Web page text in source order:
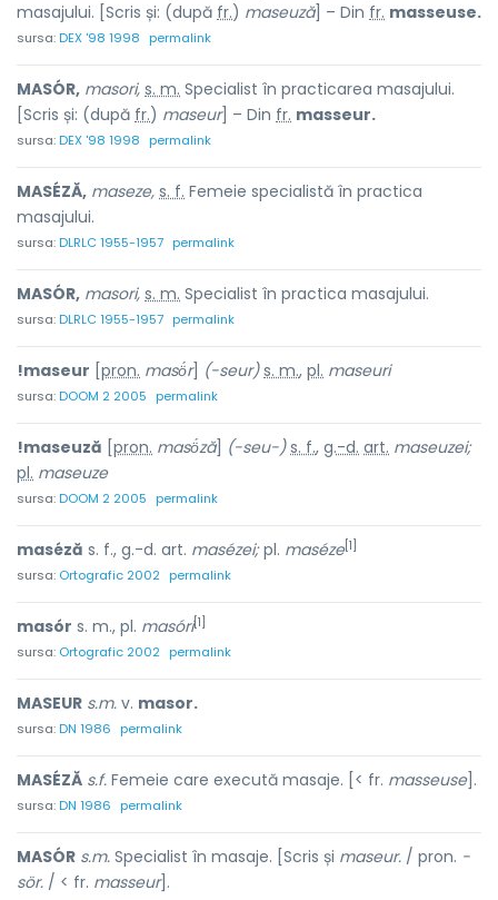
masajului. [Scris și: (după fr.) maseuză] – Din fr. masseuse.
sursa:DEX '98 1998 permalink
MASÓR, masori, s. m. Specialist în practicarea masajului.
[Scris și: (după fr.) maseur] – Din fr. masseur.
sursa:DEX '98 1998 permalink
MASÉZĂ, maseze, s. f. Femeie specialistă în practica
masajului.
sursa:DLRLC 1955-1957 permalink
MASÓR, masori, s. m. Specialist în practica masajului.
sursa:DLRLC 1955-1957 permalink
!maseur pron. masö́r] (-seur) s. m., pl. maseuri
sursa:DOOM 2 2005 permalink
!maseuză pron. masö́ză] (-seu-) s. f., g.-d. art. maseuzei;
pl. maseuze
sursa:DOOM 2 2005 permalink
maséză s. f., g.-d. art. masézei;pl. maséze[1]
sursa: Ortografic 2002 permalink
masór s. m., pl. masóri[1]
sursa: Ortografic 2002 permalink
MASEUR s.m. v. masor.
sursa:DN 1986 permalink
MASÉZĂ s.f. Femeie care execută masaje. [< fr. masseuse].
sursa:DN 1986 permalink
MASÓR s.m. Specialist în masaje. [Scris și maseur. / pron. -
sör. / < fr. masseur].